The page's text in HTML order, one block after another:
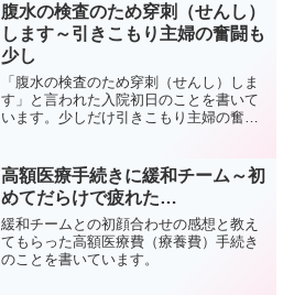
腹水の検査のため穿刺（せんし）
します～引きこもり主婦の奮闘も
少し
「腹水の検査のため穿刺（せんし）しま
す」と言われた入院初日のことを書いて
います。少しだけ引きこもり主婦の奮闘
高額医療手続きに緩和チーム～初
めてだらけで疲れた…
緩和チームとの初顔合わせの感想と教え
てもらった高額医療費（療養費）手続き
のことを書いています。